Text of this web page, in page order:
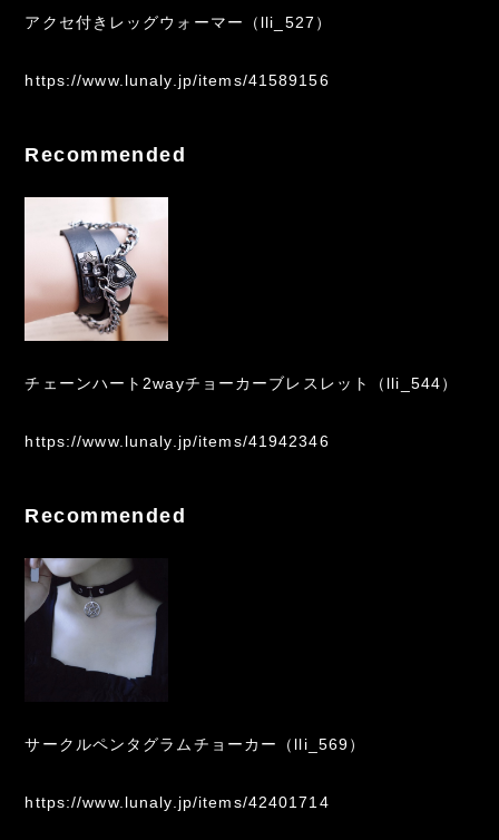
アクセ付きレッグウォーマー（lli_527）
https://www.lunaly.jp/items/41589156
Recommended
チェーンハート2wayチョーカーブレスレット（lli_544）
https://www.lunaly.jp/items/41942346
Recommended
サークルペンタグラムチョーカー（lli_569）
https://www.lunaly.jp/items/42401714